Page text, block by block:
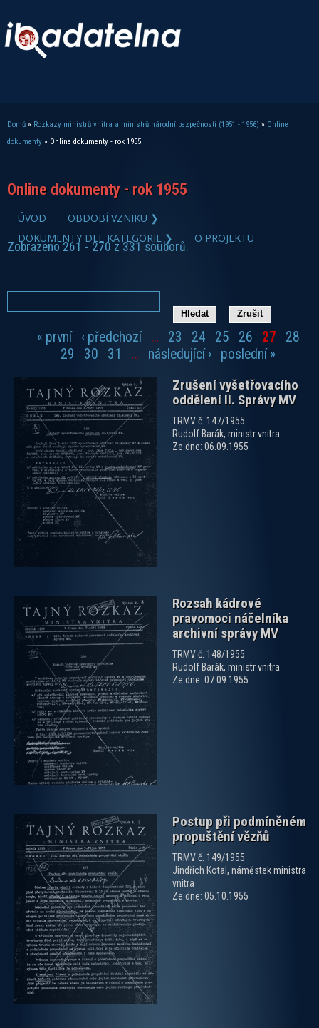
Jste zde
Domů » Rozkazy ministrů vnitra a ministrů národní bezpečnosti (1951 - 1956) » Online
dokumenty » Online dokumenty - rok 1955
Online dokumenty - rok 1955
ÚVOD
OBDOBÍ VZNIKU ❯
DOKUMENTY DLE KATEGORIE ❯
O PROJEKTU
Zobrazeno 261 - 270 z 331 souborů.
Stránky
« první ‹ předchozí … 23 24 25 26 27
28
29
30 31 … následující ›
poslední »
Zrušení vyšetřovacího
oddělení II. Správy MV
TRMV č. 147/1955
Rudolf Barák, ministr vnitra
Ze dne: 06.09.1955
Rozsah kádrové
pravomoci náčelníka
archivní správy MV
TRMV č. 148/1955
Rudolf Barák, ministr vnitra
Ze dne: 07.09.1955
zobrazit PDF dokument
Postup při podmíněném
propuštění vězňů
TRMV č. 149/1955
Jindřich Kotal, náměstek ministra
vnitra
Ze dne: 05.10.1955
zobrazit PDF dokument
zobrazit PDF dokument